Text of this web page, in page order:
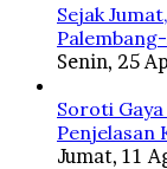
Sejak
Senin, 25
Soroti
Penjelasan
Jumat, 11